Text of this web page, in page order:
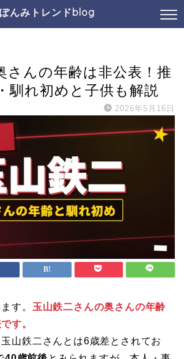
ぽんみトレンドblog
さんの年齢は非公表！推
馴れ初めと子供も解説
2026年5月16日
す。 玉山鉄二さんの奥さんの年齢
す。
山鉄二さんとは6歳差とされてお